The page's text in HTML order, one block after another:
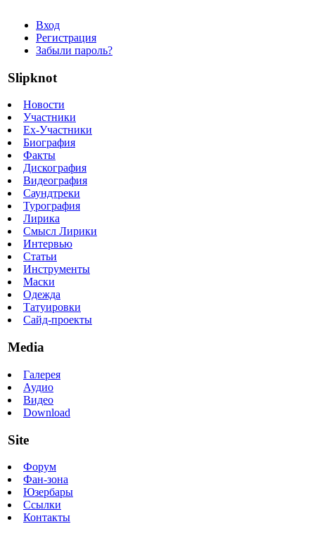
Вход
Регистрация
Забыли пароль?
Slipknot
Новости
Участники
Ex-Участники
Биография
Факты
Дискография
Видеография
Саундтреки
Турография
Лирика
Смысл Лирики
Интервью
Статьи
Инструменты
Маски
Одежда
Татуировки
Сайд-проекты
Media
Галерея
Аудио
Видео
Download
Site
Форум
Фан-зона
Юзербары
Ссылки
Контакты